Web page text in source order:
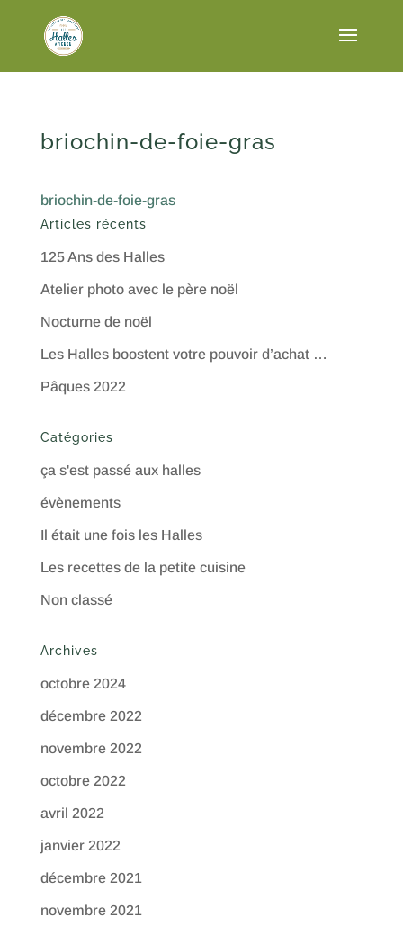
briochin-de-foie-gras
briochin-de-foie-gras
Articles récents
125 Ans des Halles
Atelier photo avec le père noël
Nocturne de noël
Les Halles boostent votre pouvoir d’achat …
Pâques 2022
Catégories
ça s'est passé aux halles
évènements
Il était une fois les Halles
Les recettes de la petite cuisine
Non classé
Archives
octobre 2024
décembre 2022
novembre 2022
octobre 2022
avril 2022
janvier 2022
décembre 2021
novembre 2021